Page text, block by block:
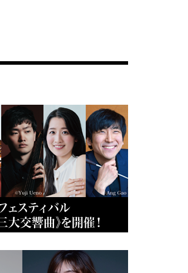
ェスティバル
大交響曲》を開催！